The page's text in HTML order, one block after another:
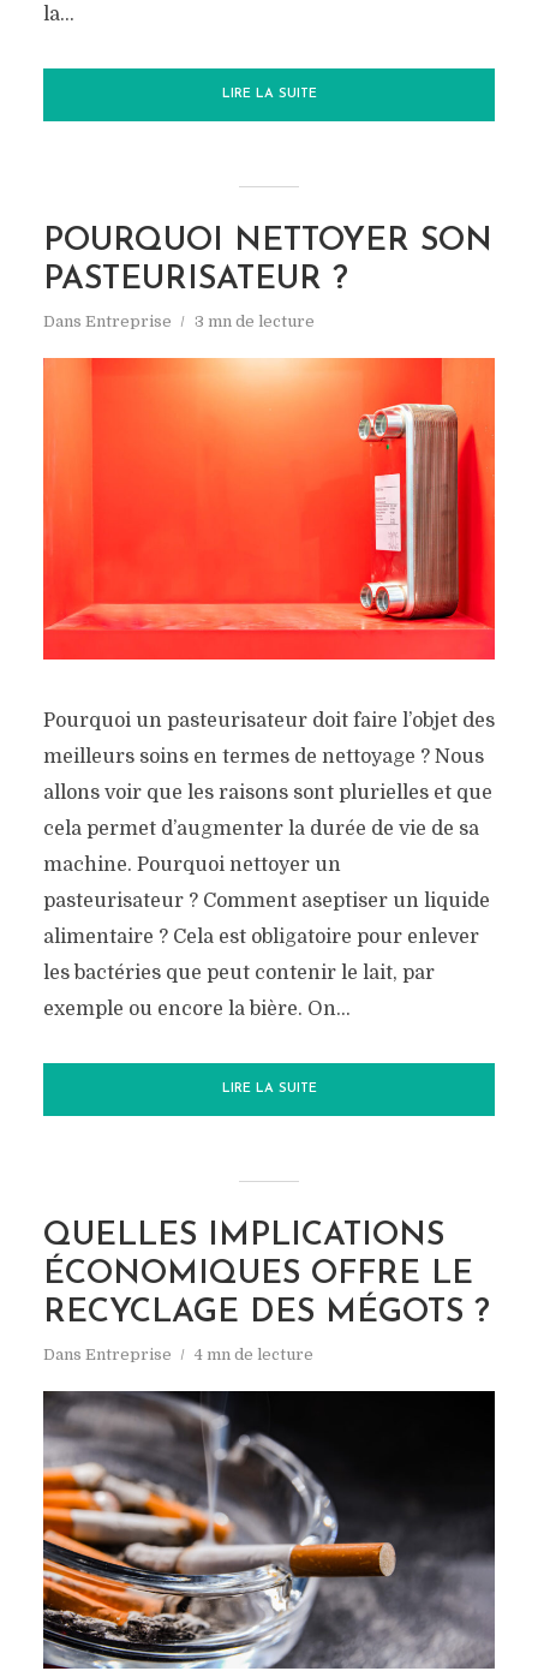
la...
LIRE LA SUITE
POURQUOI NETTOYER SON
PASTEURISATEUR ?
Dans Entreprise 3 mn de lecture
Pourquoi un pasteurisateur doit faire l’objet des
meilleurs soins en termes de nettoyage ? Nous
allons voir que les raisons sont plurielles et que
cela permet d’augmenter la durée de vie de sa
machine. Pourquoi nettoyer un
pasteurisateur ? Comment aseptiser un liquide
alimentaire ? Cela est obligatoire pour enlever
les bactéries que peut contenir le lait, par
exemple ou encore la bière. On...
LIRE LA SUITE
QUELLES IMPLICATIONS
ÉCONOMIQUES OFFRE LE
RECYCLAGE DES MÉGOTS ?
Dans Entreprise 4 mn de lecture